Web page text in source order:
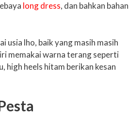
long dress, dan bahkan bahan
usia lho, baik yang masih masih
memakai warna terang seperti
high heels hitam berikan kesan